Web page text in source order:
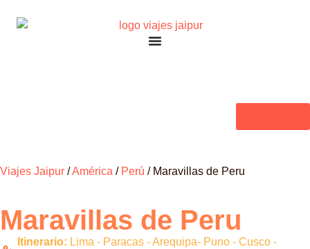
Viajes Jaipur /América / Perú / Maravillas de Peru
Maravillas de Peru
Itinerario: Lima - Paracas - Arequipa- Puno - Cusco -